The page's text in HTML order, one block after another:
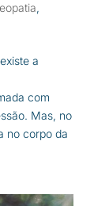
,
a
com
Mas, no
no corpo da